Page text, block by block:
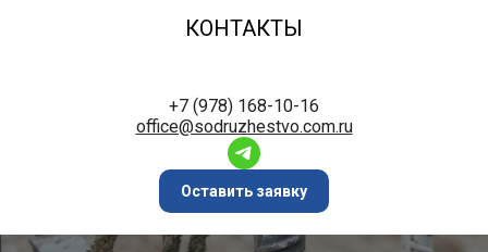
КОНТАКТЫ
+7 (978) 168-10-16
office@sodruzhestvo.com.ru
Оставить заявку